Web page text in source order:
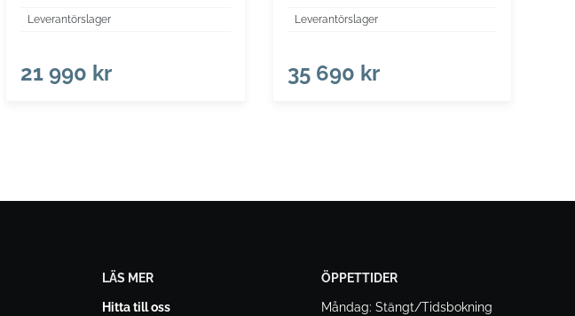
Leverantörslager
21 990 kr
Leverantörslager
35 690 kr
LÄS MER
Hitta till oss
ÖPPETTIDER
Måndag: Stängt/Tidsbokning